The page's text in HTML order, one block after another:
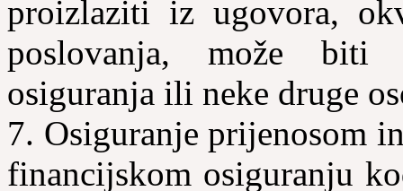
proizlaziti iz ugovora,
poslovanja, može biti
osiguranja ili neke druge
7. Osiguranje prijenosom
financijskom osiguranju